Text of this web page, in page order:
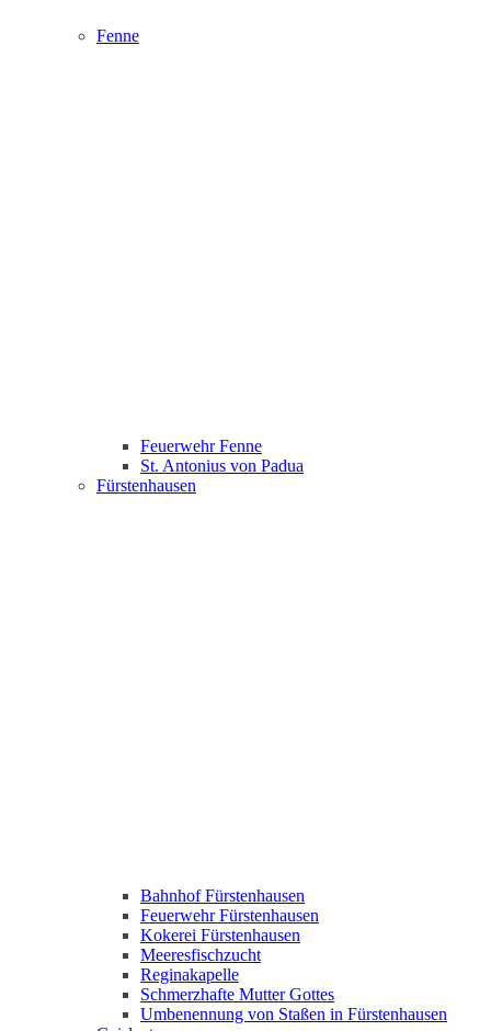
Fenne
Feuerwehr Fenne
St. Antonius von Padua
Fürstenhausen
Bahnhof Fürstenhausen
Feuerwehr Fürstenhausen
Kokerei Fürstenhausen
Meeresfischzucht
Reginakapelle
Schmerzhafte Mutter Gottes
Umbenennung von Staßen in Fürstenhausen